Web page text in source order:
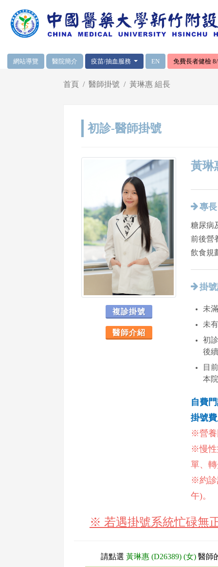
網頁頂端重要消息及連結
網站導覽 醫院簡介 疫苗/抽血服務 EN 免費長者健檢
首頁 醫師掛號 黃琳惠 組長
初診-醫師掛號
複診掛號
醫師介紹
黃琳
專長
糖尿病
前後營
飲食規
掛
未
未
初
後
目
本
自費
掛號
※營養
※慢性
單、
※約診
午)。
※ 若遇掛號系統忙碌無
請點選 黃琳惠 (D26389) (女) 醫師